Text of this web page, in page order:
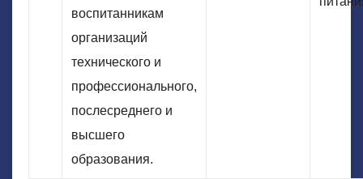
воспитанникам
организаций
технического и
профессионального,
послесреднего и
высшего
образования.